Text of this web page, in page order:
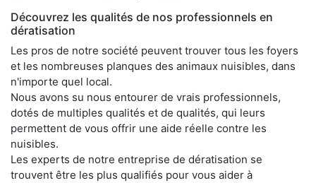
Découvrez les qualités de nos professionnels en
dératisation
Les pros de notre société peuvent trouver tous les foyers
et les nombreuses planques des animaux nuisibles, dans
n'importe quel local.
Nous avons su nous entourer de vrais professionnels,
dotés de multiples qualités et de qualités, qui leurs
permettent de vous offrir une aide réelle contre les
nuisibles.
Les experts de notre entreprise de dératisation se
trouvent être les plus qualifiés pour vous aider à